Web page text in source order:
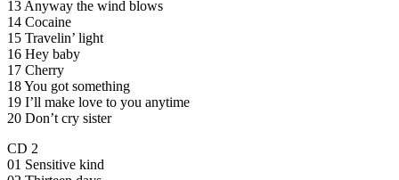
13 Anyway the wind blows
14 Cocaine
15 Travelin’ light
16 Hey baby
17 Cherry
18 You got something
19 I’ll make love to you anytime
20 Don’t cry sister
CD 2
01 Sensitive kind